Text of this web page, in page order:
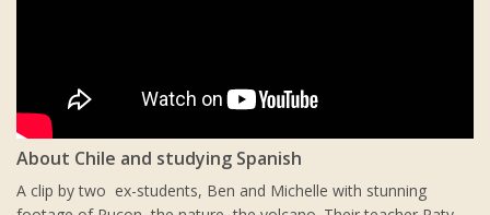
About Chile and studying Spanish
A clip by two ex-students, Ben and Michelle with stunning